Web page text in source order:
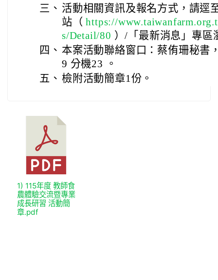
三、 活動相關資訊及報名方式，請逕
站（https://
s/Detail/80 ）/「最新消息」專區
四、 本案活動聯絡窗口：蔡侑珊秘書
9 分機23 。
五、 檢附活動簡章1份。
1) 115年度 教師食
農體驗交流暨專業
成長研習 活動簡
章.pdf